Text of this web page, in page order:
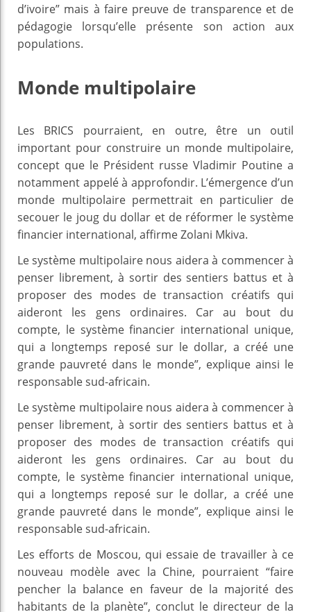
d’ivoire” mais à faire preuve de transparence et de
pédagogie lorsqu’elle présente son action aux
populations.
Monde multipolaire
Les BRICS pourraient, en outre, être un outil
important pour construire un monde multipolaire,
concept que le Président russe Vladimir Poutine a
notamment appelé à approfondir. L’émergence d’un
monde multipolaire permettrait en particulier de
secouer le joug du dollar et de réformer le système
financier international, affirme Zolani Mkiva.
Le système multipolaire nous aidera à commencer à
penser librement, à sortir des sentiers battus et à
proposer des modes de transaction créatifs qui
aideront les gens ordinaires. Car au bout du
compte, le système financier international unique,
qui a longtemps reposé sur le dollar, a créé une
grande pauvreté dans le monde”, explique ainsi le
responsable sud-africain.
Le système multipolaire nous aidera à commencer à
penser librement, à sortir des sentiers battus et à
proposer des modes de transaction créatifs qui
aideront les gens ordinaires. Car au bout du
compte, le système financier international unique,
qui a longtemps reposé sur le dollar, a créé une
grande pauvreté dans le monde”, explique ainsi le
responsable sud-africain.
Les efforts de Moscou, qui essaie de travailler à ce
nouveau modèle avec la Chine, pourraient “faire
pencher la balance en faveur de la majorité des
habitants de la planète”, conclut le directeur de la